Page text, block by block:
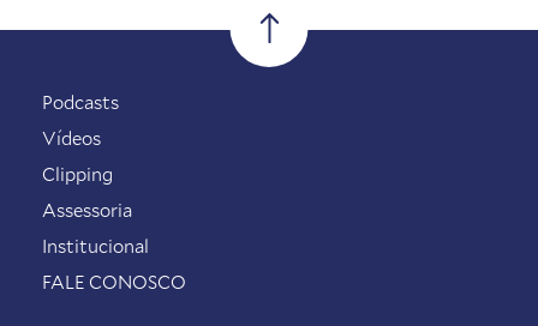
Podcasts
Vídeos
Clipping
Assessoria
Institucional
FALE CONOSCO